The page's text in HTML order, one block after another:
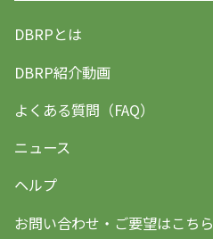
DBRPとは
DBRP紹介動画
よくある質問（FAQ）
ニュース
ヘルプ
お問い合わせ・ご要望はこちら